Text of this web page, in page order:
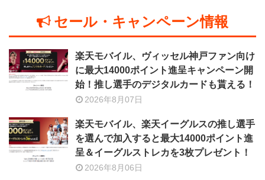
セール・キャンペーン情報
楽天モバイル、ヴィッセル神戸ファン向け
に最大14000ポイント進呈キャンペーン開
始！推し選手のデジタルカードも貰える！
2026年8月07日
楽天モバイル、楽天イーグルスの推し選手
を選んで加入すると最大14000ポイント進
呈＆イーグルストレカを3枚プレゼント！
2026年8月06日